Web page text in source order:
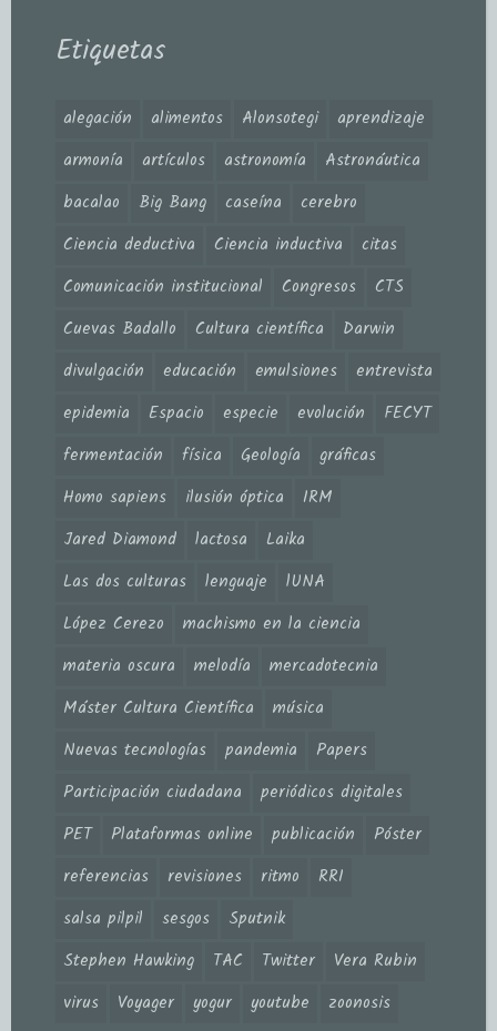
Etiquetas
alegación alimentos Alonsotegi
aprendizaje
armonía
artículos astronomía
Astronáutica
bacalao
Big Bang caseína
cerebro
Ciencia deductiva
Ciencia inductiva
citas
Comunicación institucional
Congresos
CTS
Cuevas Badallo
Cultura científica
Darwin
divulgación
educación emulsiones
entrevista
epidemia
Espacio especie evolución
FECYT
fermentación
física Geología
gráficas
Homo sapiens
ilusión óptica
IRM
Jared Diamond
lactosa
Laika
Las dos culturas
lenguaje
lUNA
López Cerezo
machismo en la ciencia
materia oscura
melodía
mercadotecnia
Máster Cultura Científica
música
Nuevas tecnologías
pandemia
Papers
Participación ciudadana
periódicos digitales
PET
Plataformas online publicación
Póster
referencias
revisiones ritmo
RRI
salsa pilpil
sesgos
Sputnik
Stephen Hawking
TAC Twitter
Vera Rubin
virus
Voyager yogur youtube zoonosis